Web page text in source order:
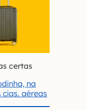
certas
na
aéreas